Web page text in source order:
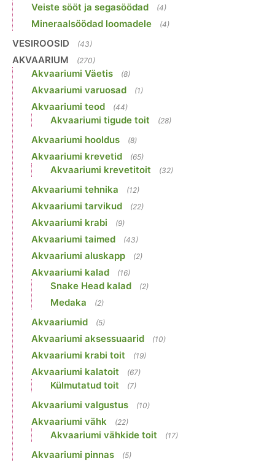
Veiste sööt ja segasöödad (4)
Mineraalsöödad loomadele (4)
VESIROOSID (43)
AKVAARIUM (270)
Akvaariumi Väetis (8)
Akvaariumi varuosad (1)
Akvaariumi teod (44)
Akvaariumi tigude toit (28)
Akvaariumi hooldus (8)
Akvaariumi krevetid (65)
Akvaariumi krevetitoit (32)
Akvaariumi tehnika (12)
Akvaariumi tarvikud (22)
Akvaariumi krabi (9)
Akvaariumi taimed (43)
Akvaariumi aluskapp (2)
Akvaariumi kalad (16)
Snake Head kalad (2)
Medaka (2)
Akvaariumid (5)
Akvaariumi aksessuaarid (10)
Akvaariumi krabi toit (19)
Akvaariumi kalatoit (67)
Külmutatud toit (7)
Akvaariumi valgustus (10)
Akvaariumi vähk (22)
Akvaariumi vähkide toit (17)
Akvaariumi pinnas (5)